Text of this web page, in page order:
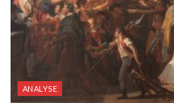
ANALYSE